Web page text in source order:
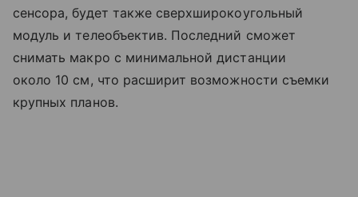
сенсора, будет также сверхширокоугольный
модуль и телеобъектив. Последний сможет
снимать макро с минимальной дистанции
около 10 см, что расширит возможности съемки
крупных планов.